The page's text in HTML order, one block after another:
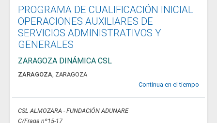
PROGRAMA DE CUALIFICACIÓN INICIAL
OPERACIONES AUXILIARES DE
SERVICIOS ADMINISTRATIVOS Y
GENERALES
ZARAGOZA DINÁMICA CSL
ZARAGOZA, ZARAGOZA
Continua en el tiempo
CSL ALMOZARA - FUNDACIÓN ADUNARE
C/Fraga nº15-17